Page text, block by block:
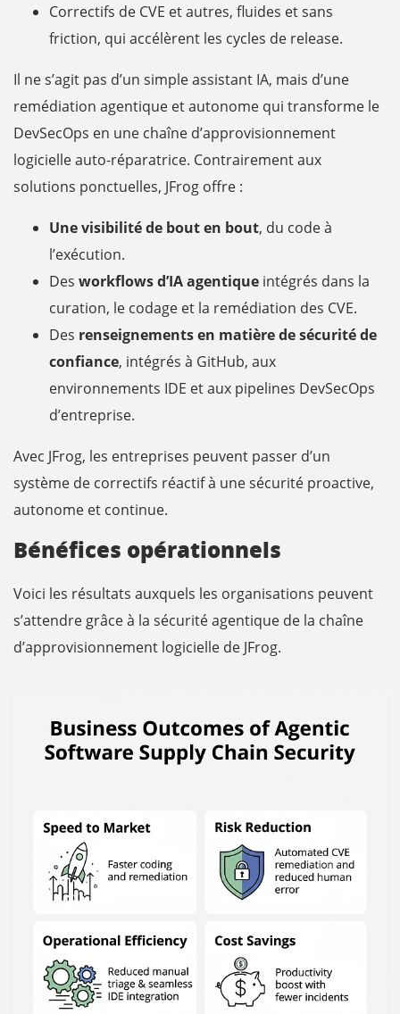
Correctifs de CVE et autres, fluides et sans
friction, qui accélèrent les cycles de release.
Il ne s’agit pas d’un simple assistant IA, mais d’une
remédiation agentique et autonome qui transforme le
DevSecOps en une chaîne d’approvisionnement
logicielle auto-réparatrice. Contrairement aux
solutions ponctuelles, JFrog offre :
Une visibilité de bout en bout, du code à
l’exécution.
Des workflows d’IA agentique intégrés dans la
curation, le codage et la remédiation des CVE.
Des renseignements en matière de sécurité de
confiance, intégrés à GitHub, aux
environnements IDE et aux pipelines DevSecOps
d’entreprise.
Avec JFrog, les entreprises peuvent passer d’un
système de correctifs réactif à une sécurité proactive,
autonome et continue.
Bénéfices opérationnels
Voici les résultats auxquels les organisations peuvent
s’attendre grâce à la sécurité agentique de la chaîne
d’approvisionnement logicielle de JFrog.